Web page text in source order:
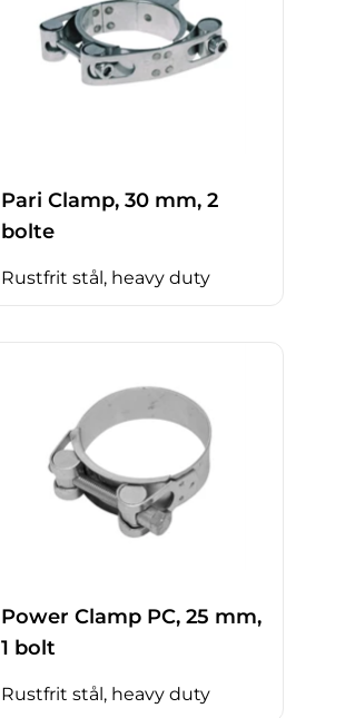
Pari Clamp, 30 mm, 2
bolte
Rustfrit stål, heavy duty
Power Clamp PC, 25 mm,
1 bolt
Rustfrit stål, heavy duty